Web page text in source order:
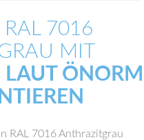
RAL 7016
MIT
LAUT ÖNORM
RAL 7016 Anthrazitgrau